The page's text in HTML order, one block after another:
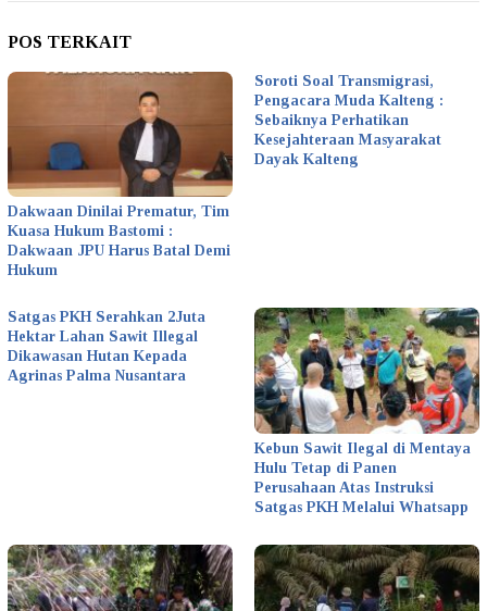
POS TERKAIT
Dakwaan Dinilai Prematur, Tim
Kuasa Hukum Bastomi :
Dakwaan JPU Harus Batal Demi
Hukum
Soroti Soal Transmigrasi,
Pengacara Muda Kalteng :
Sebaiknya Perhatikan
Kesejahteraan Masyarakat
Dayak Kalteng
Satgas PKH Serahkan 2Juta
Hektar Lahan Sawit Illegal
Dikawasan Hutan Kepada
Agrinas Palma Nusantara
Kebun Sawit Ilegal di Mentaya
Hulu Tetap di Panen
Perusahaan Atas Instruksi
Satgas PKH Melalui Whatsapp